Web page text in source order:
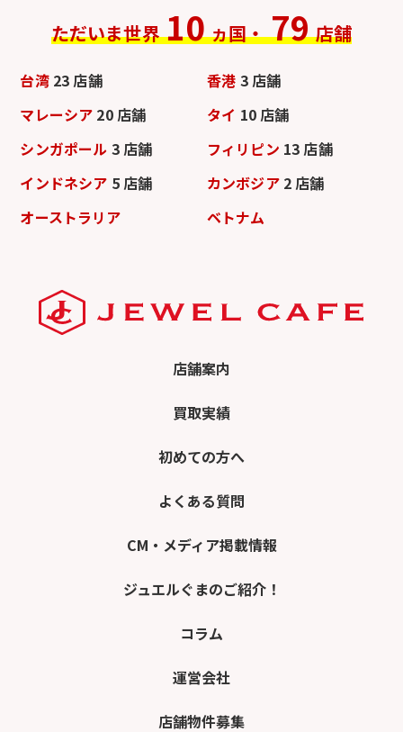
ただいま世界 10 ヵ国・ 79 店舗
台湾 23 店舗 香港 3 店舗
マレーシア 20 店舗 タイ 10 店舗
シンガポール 3 店舗 フィリピン 13 店舗
インドネシア 5 店舗 カンボジア 2 店舗
オーストラリア
ベトナム
店舗案内
買取実績
初めての方へ
よくある質問
CM・メディア掲載情報
ジュエルぐまのご紹介！
コラム
運営会社
店舗物件募集